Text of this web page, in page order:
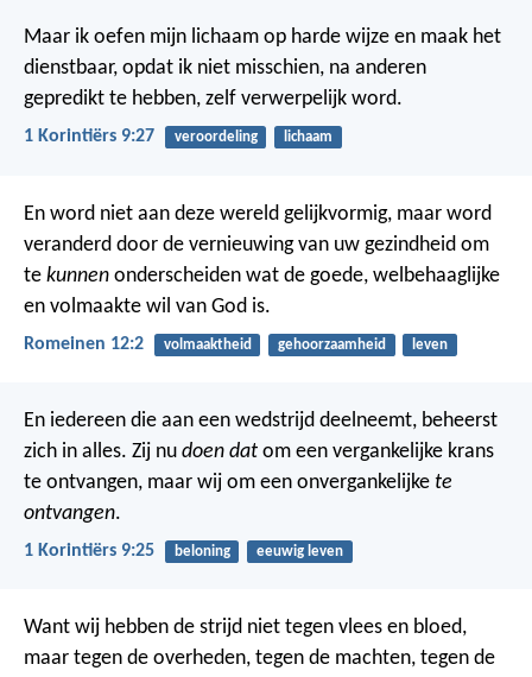
Maar ik oefen mijn lichaam op harde wijze en maak het
dienstbaar, opdat ik niet misschien, na anderen
gepredikt te hebben, zelf verwerpelijk word.
1 Korintiërs 9:27 veroordeling lichaam
En word niet aan deze wereld gelijkvormig, maar word
veranderd door de vernieuwing van uw gezindheid om
te kunnen onderscheiden wat de goede, welbehaaglijke
en volmaakte wil van God is.
Romeinen 12:2 volmaaktheid gehoorzaamheid leven
En iedereen die aan een wedstrijd deelneemt, beheerst
zich in alles. Zij nu doen dat om een vergankelijke krans
te ontvangen, maar wij om een onvergankelijke te
ontvangen.
1 Korintiërs 9:25 beloning eeuwig leven
Want wij hebben de strijd niet tegen vlees en bloed,
maar tegen de overheden, tegen de machten, tegen de